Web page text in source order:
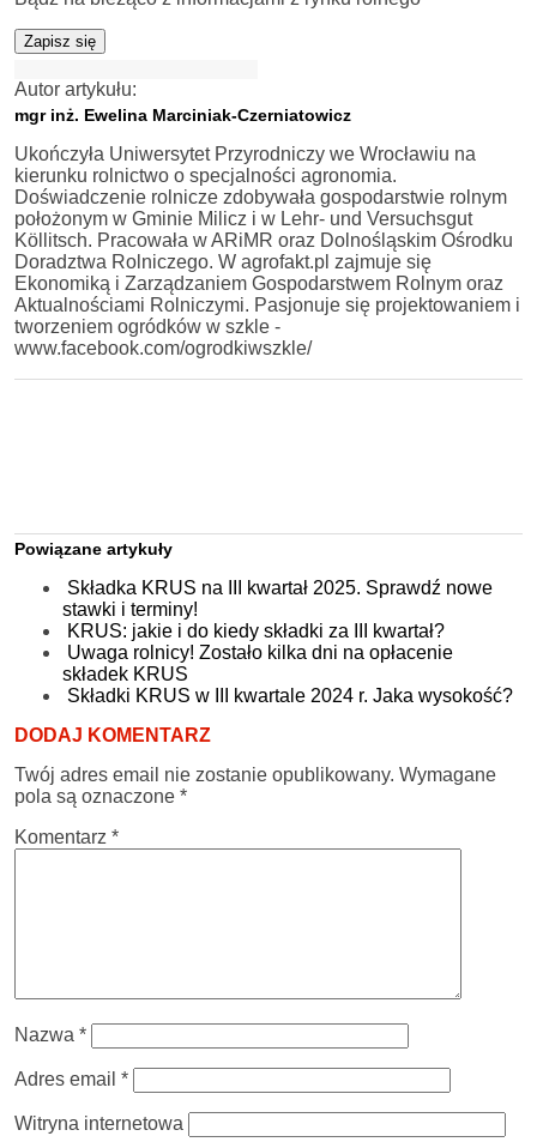
Zapisz się
Autor artykułu:
mgr inż. Ewelina Marciniak-Czerniatowicz
Ukończyła Uniwersytet Przyrodniczy we Wrocławiu na
kierunku rolnictwo o specjalności agronomia.
Doświadczenie rolnicze zdobywała gospodarstwie rolnym
położonym w Gminie Milicz i w Lehr- und Versuchsgut
Köllitsch. Pracowała w ARiMR oraz Dolnośląskim Ośrodku
Doradztwa Rolniczego. W agrofakt.pl zajmuje się
Ekonomiką i Zarządzaniem Gospodarstwem Rolnym oraz
Aktualnościami Rolniczymi. Pasjonuje się projektowaniem i
tworzeniem ogródków w szkle -
www.facebook.com/ogrodkiwszkle/
Powiązane artykuły
Składka KRUS na III kwartał 2025. Sprawdź nowe
stawki i terminy!
KRUS: jakie i do kiedy składki za III kwartał?
Uwaga rolnicy! Zostało kilka dni na opłacenie
składek KRUS
Składki KRUS w III kwartale 2024 r. Jaka wysokość?
DODAJ KOMENTARZ
Twój adres email nie zostanie opublikowany. Wymagane
pola są oznaczone *
Komentarz *
Nazwa *
Adres email *
Witryna internetowa